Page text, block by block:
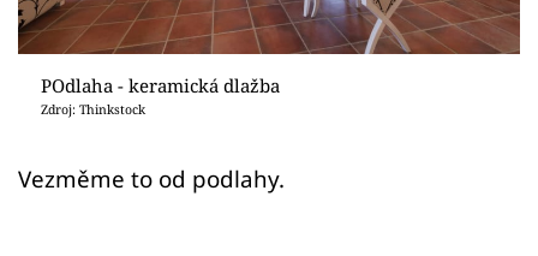
Sledujte prima+
Přihlášení
Sledujte nás
POdlaha - keramická dlažba
Zdroj: Thinkstock
Vezměme to od podlahy.